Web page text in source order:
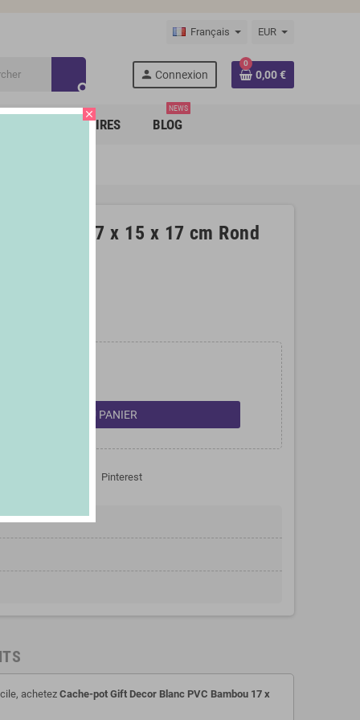
Français EUR
search
person Connexion
0
0,00 €
PARTENAIRES BLOG
NEWS
Bambou 17 x 15 x 17 cm Rond
AJOUTER AU PANIER
Pinterest
achetez Cache-pot Gift Decor Blanc PVC Bambou 17 x
close